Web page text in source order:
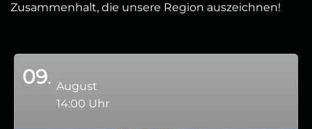
Zusammenhalt, die unsere Region auszeichnen!
09
August
14:00 Uhr